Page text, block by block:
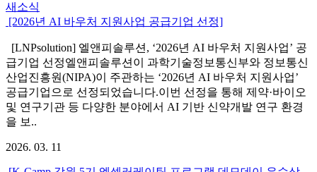
새소식
[2026년 AI 바우처 지원사업 공급기업 선정]
[LNPsolution] 엘앤피솔루션, ‘2026년 AI 바우처 지원사업’ 공
급기업 선정엘앤피솔루션이 과학기술정보통신부와 정보통신
산업진흥원(NIPA)이 주관하는 ‘2026년 AI 바우처 지원사업’
공급기업으로 선정되었습니다.이번 선정을 통해 제약·바이오
및 연구기관 등 다양한 분야에서 AI 기반 신약개발 연구 환경
을 보..
2026. 03. 11